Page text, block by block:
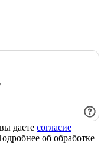
даете согласие
об обработке